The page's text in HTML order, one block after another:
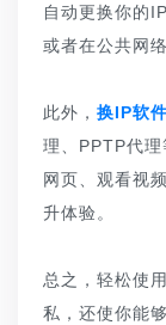
自动更换你的
或者在公共网
此外， 换IP软
理、PPTP代
网页、观看视
升体验。
总之，轻松使
私，还使你能